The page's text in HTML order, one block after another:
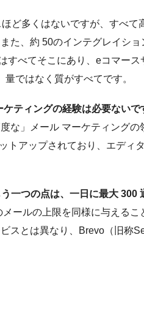
ど多くはないですが、すべて
た、約 50のインテグレイショ
すべてそこにあり、eコマース
ではなく質がすべてです。
ティングの経験は必要ないで
な」メール マーケティングの
トアップされており、エディ
一つの点は、一日に最大 300
ールの上限を同様に与えるこ
スとは異なり、Brevo（旧称